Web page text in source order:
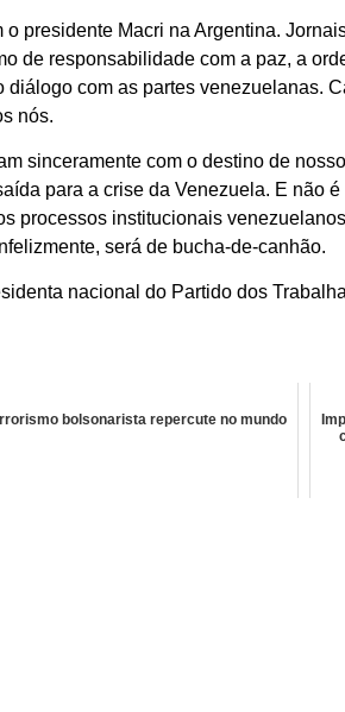
presidente Macri na Argentina.
de responsabilidade com a paz, a
com as partes venezuelanas.
nós.
sinceramente com o destino de
para a crise da Venezuela. E não
processos institucionais
será de bucha-de-canhão.
nacional do Partido dos
bolsonarista repercute no mundo